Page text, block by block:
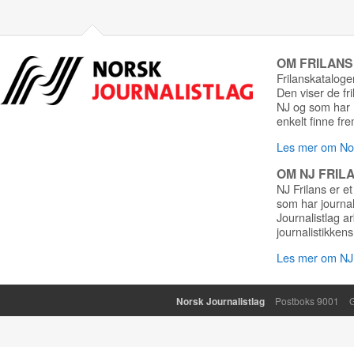
OM
Den viser de
NJ og som
enkelt finne
Les mer om
OM NJ
NJ Frilans er
som har
Journalistlag
Les mer om
Norsk Journalistlag Postboks 9001